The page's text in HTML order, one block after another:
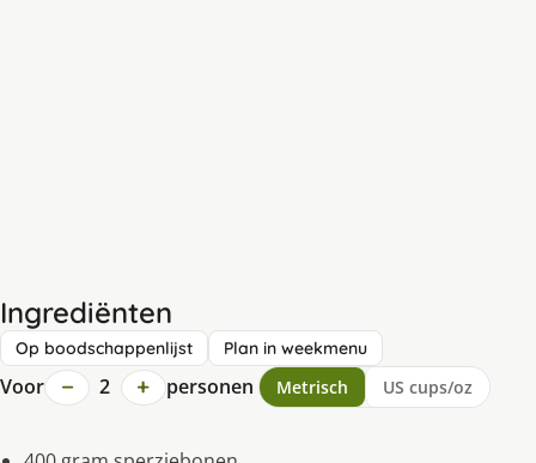
Ingrediënten
Op boodschappenlijst Plan in weekmenu
Voor − 2 + personen Metrisch US cups/oz